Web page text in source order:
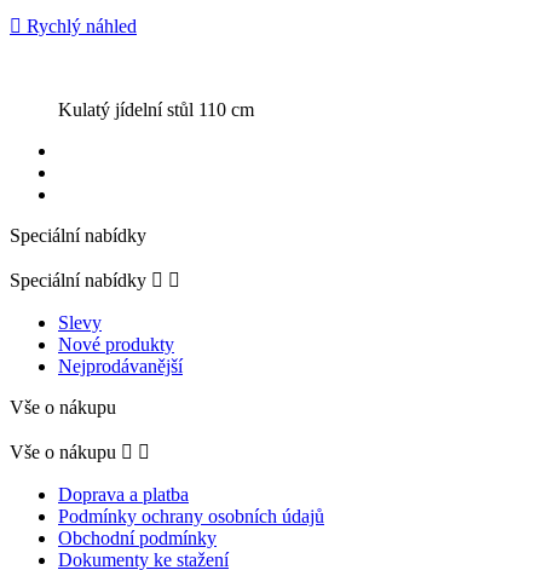
 Rychlý náhled
Kulatý jídelní stůl 110 cm
Speciální nabídky
Speciální nabídky  
Slevy
Nové produkty
Nejprodávanější
Vše o nákupu
Vše o nákupu  
Doprava a platba
Podmínky ochrany osobních údajů
Obchodní podmínky
Dokumenty ke stažení